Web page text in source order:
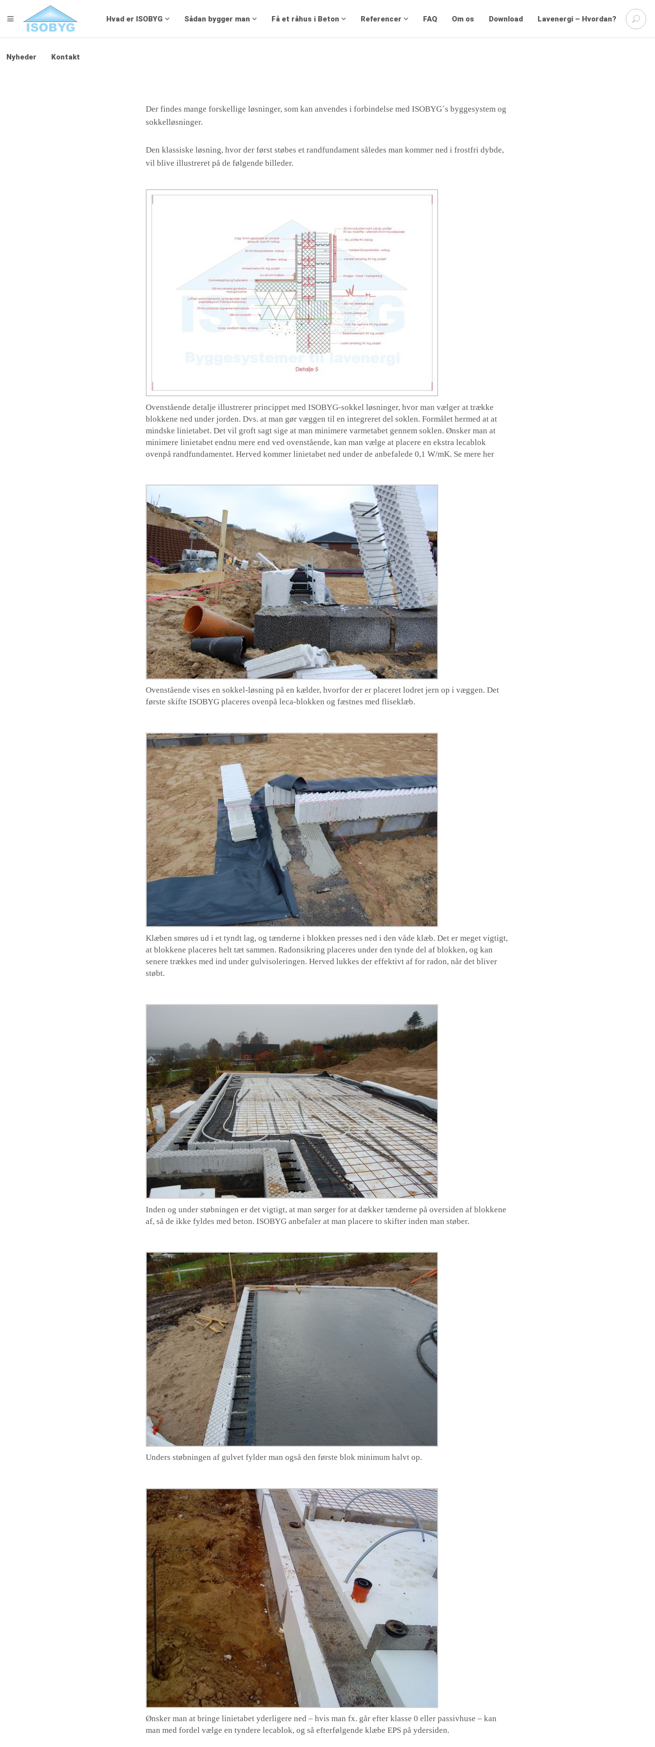
Isobyg
S
e
TOGGLE NAVIGATION Hvad er ISOBYG Sådan bygger man Få et råhus i Beton Referencer FAQ Om os Download Lavenergi – Hvordan?
Nyheder Kontakt
Der findes mange forskellige løsninger, som kan anvendes i forbindelse med ISOBYG´s byggesystem og
sokkelløsninger.
Den klassiske løsning, hvor der først støbes et randfundament således man kommer ned i frostfri dybde,
vil blive illustreret på de følgende billeder.
Ovenstående detalje illustrerer princippet med ISOBYG-sokkel løsninger, hvor man vælger at trække
blokkene ned under jorden. Dvs. at man gør væggen til en integreret del soklen. Formålet hermed at at
mindske linietabet. Det vil groft sagt sige at man minimere varmetabet gennem soklen. Ønsker man at
minimere linietabet endnu mere end ved ovenstående, kan man vælge at placere en ekstra lecablok
ovenpå randfundamentet. Herved kommer linietabet ned under de anbefalede 0,1 W/mK. Se mere her
Ovenstående vises en sokkel-løsning på en kælder, hvorfor der er placeret lodret jern op i væggen. Det
første skifte ISOBYG placeres ovenpå leca-blokken og fæstnes med fliseklæb.
Klæben smøres ud i et tyndt lag, og tænderne i blokken presses ned i den våde klæb. Det er meget vigtigt,
at blokkene placeres helt tæt sammen. Radonsikring placeres under den tynde del af blokken, og kan
senere trækkes med ind under gulvisoleringen. Herved lukkes der effektivt af for radon, når det bliver
støbt.
Inden og under støbningen er det vigtigt, at man sørger for at dækker tænderne på oversiden af blokkene
af, så de ikke fyldes med beton. ISOBYG anbefaler at man placere to skifter inden man støber.
Unders støbningen af gulvet fylder man også den første blok minimum halvt op.
Ønsker man at bringe linietabet yderligere ned – hvis man fx. går efter klasse 0 eller passivhuse – kan
man med fordel vælge en tyndere lecablok, og så efterfølgende klæbe EPS på ydersiden.